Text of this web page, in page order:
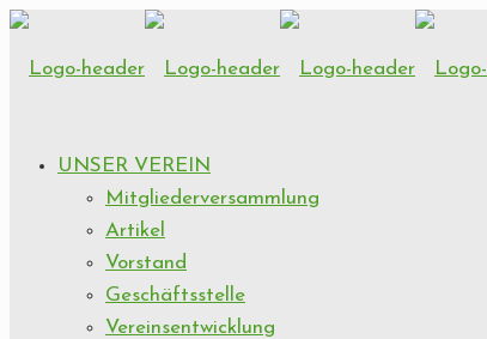
UNSER VEREIN
Mitgliederversammlung
Artikel
Vorstand
Geschäftsstelle
Vereinsentwicklung